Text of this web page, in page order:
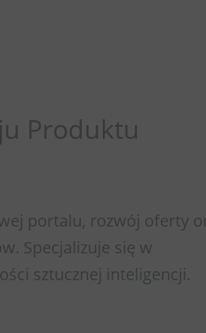
Produktu
portalu, rozwój oferty
Specjalizuje się w
sztucznej inteligencji.